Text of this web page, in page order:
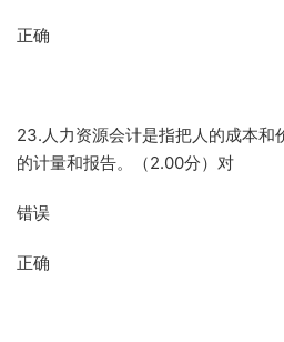
正确
23.人力资源会计是指把人的成本和
的计量和报告。（2.00分）对
错误
正确